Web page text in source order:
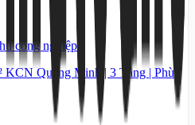
công nghiệp
KCN Quang Minh | 3 Tầng | Phù